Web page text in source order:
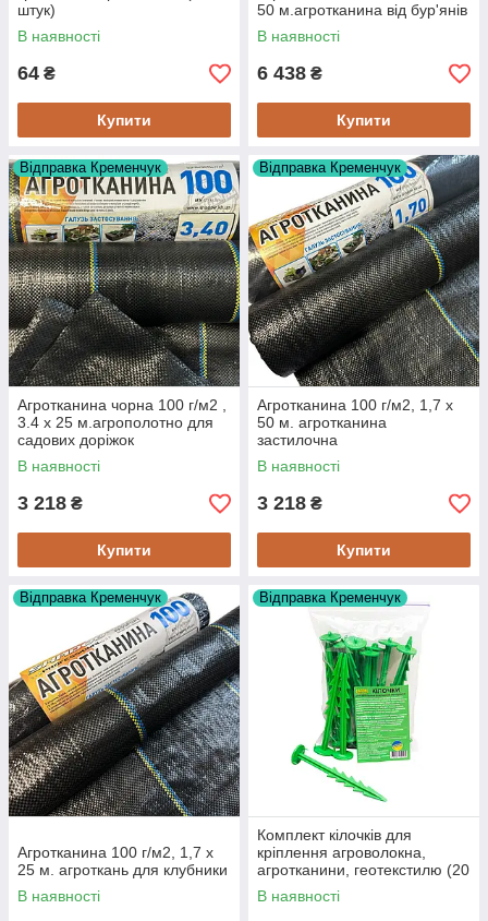
штук)
В наявності
64 ₴
Купити
50 м.агротканина від бур'янів
В наявності
6 438 ₴
Купити
Відправка Кременчук
Агротканина чорна 100 г/м2 ,
3.4 х 25 м.агрополотно для
садових доріжок
В наявності
3 218 ₴
Купити
Відправка Кременчук
Агротканина 100 г/м2, 1,7 х
50 м. агротканина
застилочна
В наявності
3 218 ₴
Купити
Відправка Кременчук
Агротканина 100 г/м2, 1,7 х
25 м. агроткань для клубники
В наявності
Відправка Кременчук
Комплект кілочків для
кріплення агроволокна,
агротканини, геотекстилю (20
штук)
В наявності